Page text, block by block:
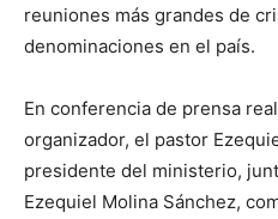
reuniones más grandes de
denominaciones en el país.
En conferencia de prensa
organizador, el pastor
presidente del ministerio,
Ezequiel Molina Sánchez,